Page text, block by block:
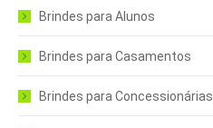
Brindes para Alunos
Brindes para Casamentos
Brindes para Concessionárias